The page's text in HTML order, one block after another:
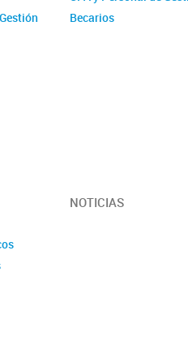
Becarios
NOTICIAS